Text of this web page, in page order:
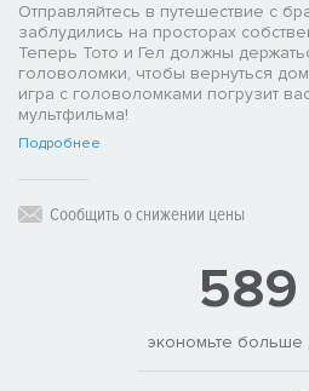
Отправляйтесь в путешествие с
заблудились на просторах
Теперь Тото и Гел должны
головоломки, чтобы вернуться
игра с головоломками погрузит
мультфильма!
Подробнее
Сообщить о снижении цены
589
экономьте больше